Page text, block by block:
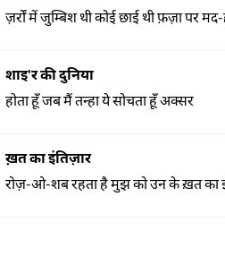
ज़र्रों में जुम्बिश थी कोई छाई थी फ़ज़ा पर मद-
शाइ'र की दुनिया
होता हूँ जब मैं तन्हा ये सोचता हूँ अक्सर
ख़त का इंतिज़ार
रोज़-ओ-शब रहता है मुझ को उन के ख़त का